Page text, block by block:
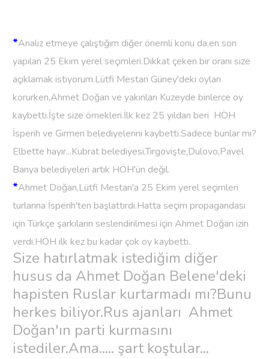
*Analiz etmeye çalıştığım diğer önemli konu da,en son
yapılan 25 Ekim yerel seçimleri.Dikkat çeken bir oranı size
açıklamak istiyorum.Lütfi Mestan Güney'deki oyları
korurken,Ahmet Doğan ve yakınları Kuzeyde binlerce oy
kaybetti.İşte size örnekleri.İlk kez 25 yıldan beri HÖH
İsperih ve Gırmen belediyelerini kaybetti.Sadece bunlar mı?
Elbette hayır...Kubrat belediyesi,Tırgovişte,Dulovo,Pavel
Banya belediyeleri artık HÖH'ün değil.
*Ahmet Doğan,Lütfi Mestan'a 25 Ekim yerel seçimleri
turlarına İsperih'ten başlattırdı.Hatta seçim propagandası
için Türkçe şarkıların seslendirilmesi için Ahmet Doğan izin
verdi.HÖH ilk kez bu kadar çok oy kaybetti.
Size hatırlatmak istediğim diğer
husus da Ahmet Doğan Belene'deki
hapisten Ruslar kurtarmadı mı?Bunu
herkes biliyor.Rus ajanları Ahmet
Doğan'ın parti kurmasını
istediler.Ama..... şart koştular...